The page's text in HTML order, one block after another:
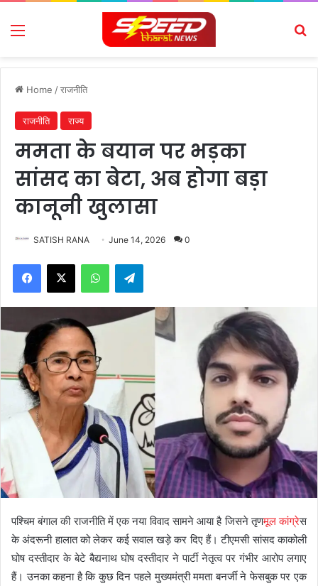
Menu
Home /राजनीति
राजनीति राज्य
ममता के बयान पर भड़का
सांसद का बेटा, अब होगा बड़ा
कानूनी खुलासा
SATISH RANA June 14, 2026 0
Facebook
X WhatsAppTelegram
पश्चिम बंगाल की राजनीति में एक नया विवाद सामने आया है जिसने तृणमूल कांग्रेस
के अंदरूनी हालात को लेकर कई सवाल खड़े कर दिए हैं। टीएमसी सांसद काकोली
घोष दस्तीदार के बेटे बैद्यनाथ घोष दस्तीदार ने पार्टी नेतृत्व पर गंभीर आरोप लगाए
हैं। उनका कहना है कि कुछ दिन पहले मुख्यमंत्री ममता बनर्जी ने फेसबुक पर एक